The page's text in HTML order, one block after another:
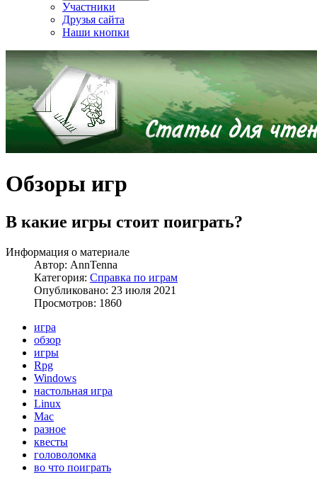
Участники
Друзья сайта
Наши кнопки
Обзоры игр
В какие игры стоит поиграть?
Информация о материале
Автор: AnnTenna
Категория: Справка по играм
Опубликовано: 23 июля 2021
Просмотров: 1860
игра
обзор
игры
Rpg
Windows
настольная игра
Linux
Mac
разное
квесты
головоломка
во что поиграть